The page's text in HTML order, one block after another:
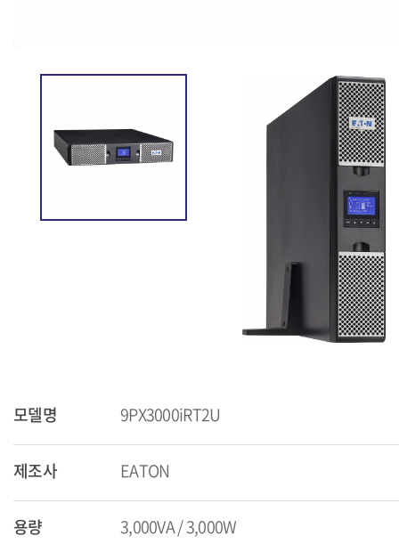
모델명 9PX3000iRT2U
제조사 EATON
용량 3,000VA / 3,000W